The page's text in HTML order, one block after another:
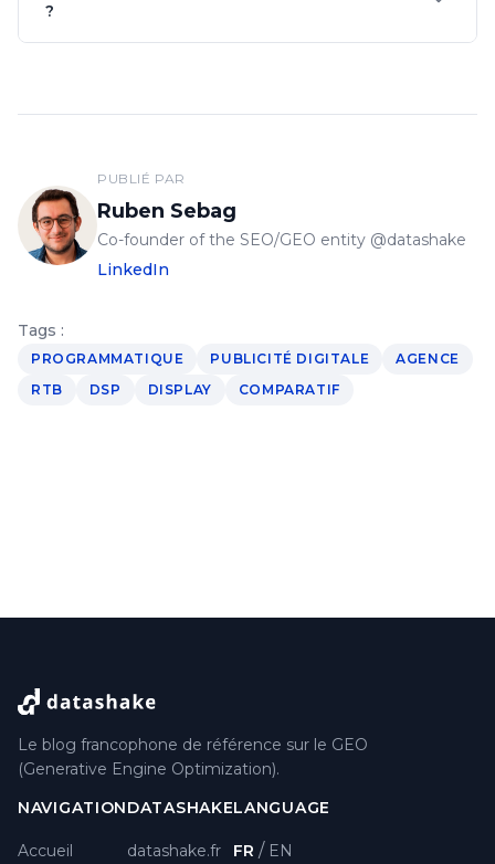
?
PUBLIÉ PAR
Ruben Sebag
Co-founder of the SEO/GEO entity @datashake
LinkedIn
Tags :
PROGRAMMATIQUE PUBLICITÉ DIGITALE
AGENCE
RTB
DSP DISPLAY COMPARATIF
Le blog francophone de référence sur le GEO
(Generative Engine Optimization).
NAVIGATION
Accueil
DATASHAKE
datashake.fr
LANGUAGE
FR / EN